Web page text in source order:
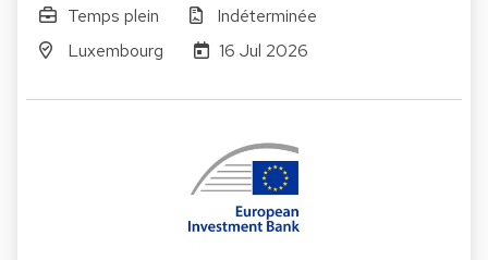
Temps plein
Indéterminée
Luxembourg
16 Jul 2026